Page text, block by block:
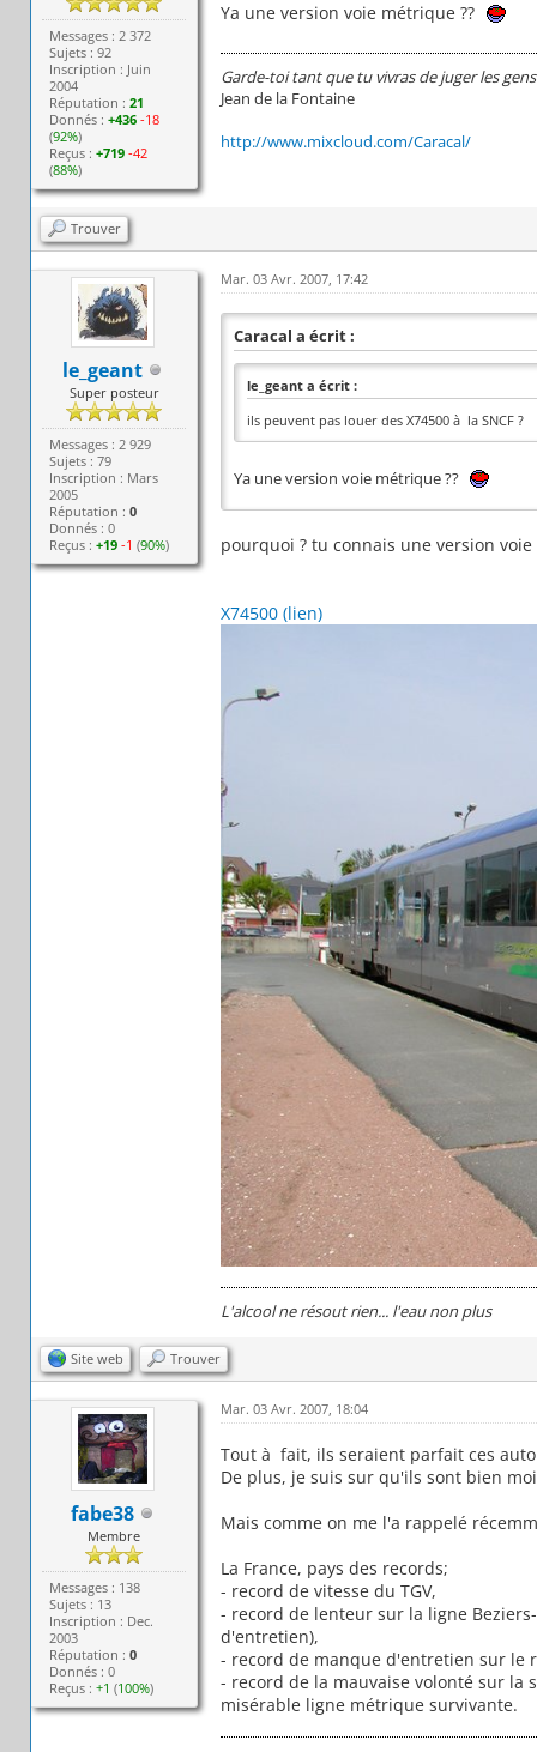
Messages : 2 372
Sujets : 92
Inscription : Juin
2004
Réputation :21
Donnés :+436 -18
(92%)
Reçus :+719 -42
(88%)
Ya une version voie métrique ??
Garde-toi tant que tu vivras de juger les
Jean de la Fontaine
http://www.mixcloud.com/Caracal/
Trouver
le_geant
Super posteur
Messages : 2 929
Sujets : 79
Inscription : Mars
2005
Réputation :0
Donnés : 0
Reçus :+19 -1 (90%)
Mar. 03 Avr. 2007, 17:42
Caracal a écrit :
le_geant a écrit :
ils peuvent pas louer des X74500 à la SNCF ?
Ya une version voie métrique ??
pourquoi ? tu connais une version voie
X74500 (lien)
L'alcool ne résout rien... l'eau non plus
Site web Trouver
fabe38
Membre
Messages : 138
Sujets : 13
Inscription : Dec.
2003
Réputation :0
Donnés : 0
Reçus :+1 (100%)
Mar. 03 Avr. 2007, 18:04
Tout à fait, ils seraient parfait ces
De plus, je suis sur qu'ils sont bien
Mais comme on me l'a rappelé
La France, pays des records;
- record de vitesse du TGV,
- record de lenteur sur la ligne
d'entretien),
- record de manque d'entretien sur le
- record de la mauvaise volonté sur la
misérable ligne métrique survivante.